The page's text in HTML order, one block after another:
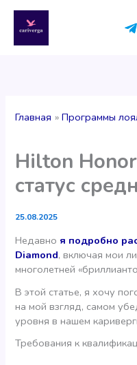
содержимому
Главная Программы
Hilton
статус
25.08.2025
Недавно я подробно
Diamond, включая мои
многолетней
В этой статье, я хочу
на мой взгляд, самом
уровня в нашем
Требования к